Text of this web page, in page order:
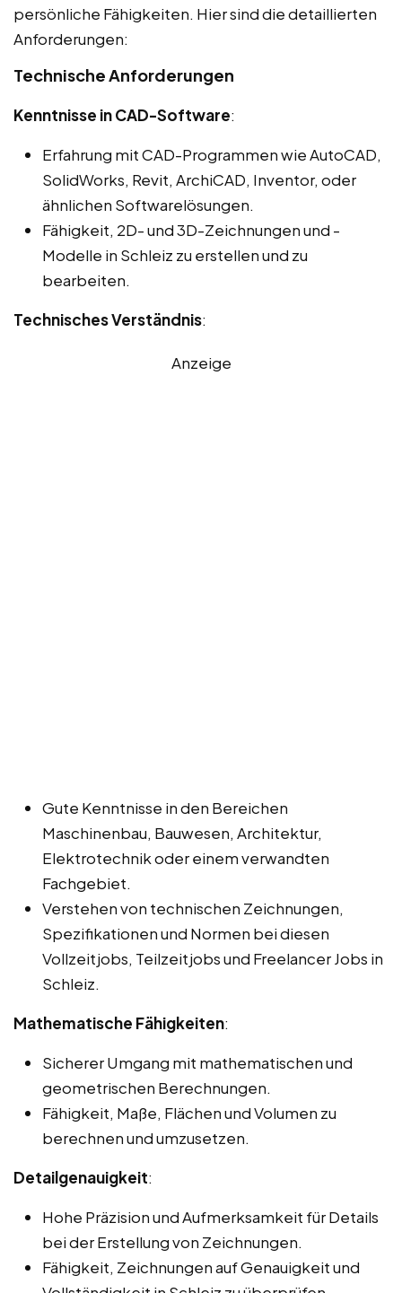
persönliche Fähigkeiten. Hier sind die detaillierten
Anforderungen:
Technische Anforderungen
Kenntnisse in CAD-Software:
Erfahrung mit CAD-Programmen wie AutoCAD,
SolidWorks, Revit, ArchiCAD, Inventor, oder
ähnlichen Softwarelösungen.
Fähigkeit, 2D- und 3D-Zeichnungen und -
Modelle in Schleiz zu erstellen und zu
bearbeiten.
Technisches Verständnis:
Anzeige
Gute Kenntnisse in den Bereichen
Maschinenbau, Bauwesen, Architektur,
Elektrotechnik oder einem verwandten
Fachgebiet.
Verstehen von technischen Zeichnungen,
Spezifikationen und Normen bei diesen
Vollzeitjobs, Teilzeitjobs und Freelancer Jobs in
Schleiz.
Mathematische Fähigkeiten:
Sicherer Umgang mit mathematischen und
geometrischen Berechnungen.
Fähigkeit, Maße, Flächen und Volumen zu
berechnen und umzusetzen.
Detailgenauigkeit:
Hohe Präzision und Aufmerksamkeit für Details
bei der Erstellung von Zeichnungen.
Fähigkeit, Zeichnungen auf Genauigkeit und